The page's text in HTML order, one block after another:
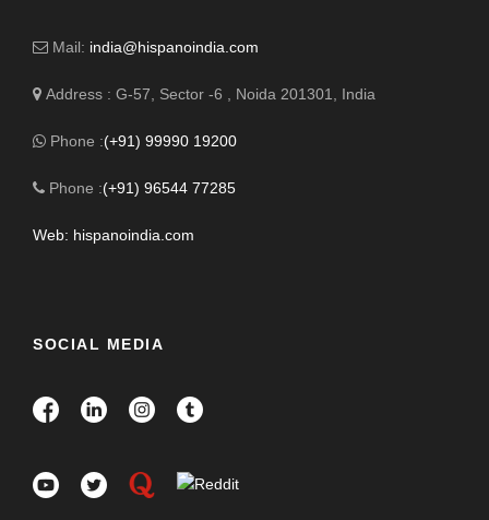
Mail: india@hispanoindia.com
Address : G-57, Sector -6 , Noida 201301, India
Phone :(+91) 99990 19200
Phone :(+91) 96544 77285
Web: hispanoindia.com
SOCIAL MEDIA